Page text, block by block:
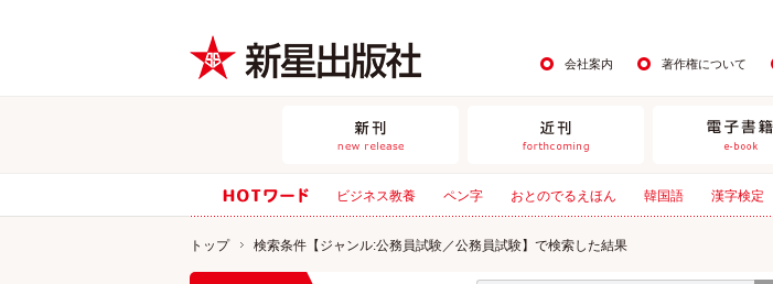
会社案内 著作権について
ビジネス教養 ペン字 おとのでるえほん 韓国語 漢字検定
トップ 検索条件【ジャンル:公務員試験／公務員試験】で検索した結果